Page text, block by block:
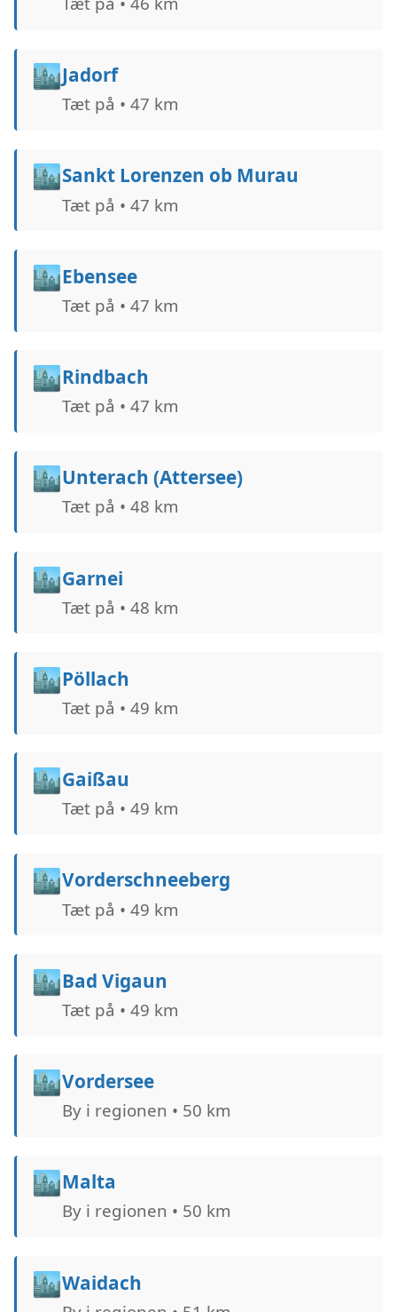
🏙️Jadorf
Tæt på • 47 km
🏙️Sankt Lorenzen ob Murau
Tæt på • 47 km
🏙️Ebensee
Tæt på • 47 km
🏙️Rindbach
Tæt på • 47 km
🏙️Unterach (Attersee)
Tæt på • 48 km
🏙️Garnei
Tæt på • 48 km
🏙️Pöllach
Tæt på • 49 km
🏙️Gaißau
Tæt på • 49 km
🏙️Vorderschneeberg
Tæt på • 49 km
🏙️Bad Vigaun
Tæt på • 49 km
🏙️Vordersee
By i regionen • 50 km
🏙️Malta
By i regionen • 50 km
🏙️Waidach